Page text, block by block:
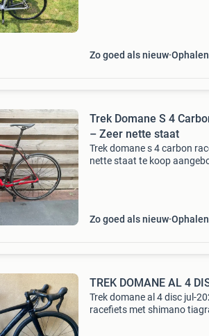
Zo goed als nieuw Ophalen
Trek Domane S 4
– Zeer nette staat
Trek domane s 4 carbon
nette staat te koop
Zo goed als nieuw Ophalen
TREK DOMANE AL 4
Trek domane al 4 disc jul-
racefiets met shimano